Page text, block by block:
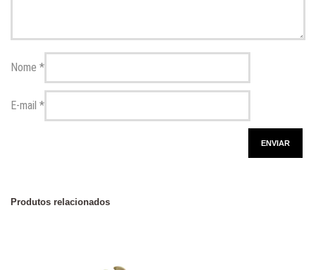
Nome *
E-mail *
Produtos relacionados